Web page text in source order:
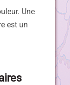
Une
est un